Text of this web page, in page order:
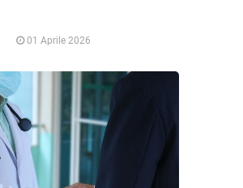
01 Aprile 2026